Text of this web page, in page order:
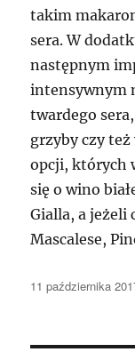
takim
sera. W
następnym
intensywnym
twardego
grzyby czy
opcji, których
się o wino
Gialla, a jeżeli
Mascalese,
Data
11 października